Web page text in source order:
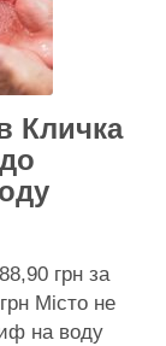
Кличка
грн за
Місто не
на воду